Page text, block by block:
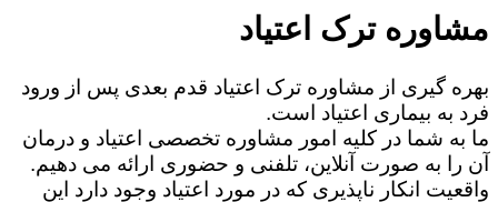
مشاوره ترک اعتیاد
بهره گیری از مشاوره ترک اعتیاد قدم بعدی پس از ورود
فرد به بیماری اعتیاد است.
ما به شما در کلیه امور مشاوره تخصصی اعتیاد و درمان
آن را به صورت آنلاین، تلفنی و حضوری ارائه می دهیم.
واقعیت انکار ناپذیری که در مورد اعتیاد وجود دارد این